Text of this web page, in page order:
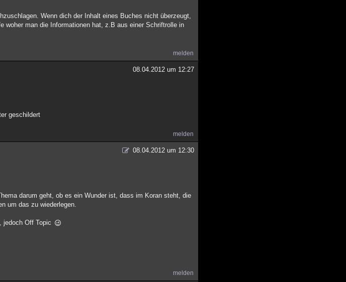
Wenn dich der Inhalt eines Buches nicht überzeugt,
woher man die Informationen hat, z.B aus einer Schriftrolle in
melden
08.04.2012 um 12:27
geschildert
melden
08.04.2012 um 12:30
darum geht, ob es ein Wunder ist, dass im Koran steht, die
um das zu wiederlegen.
jedoch Off Topic
melden